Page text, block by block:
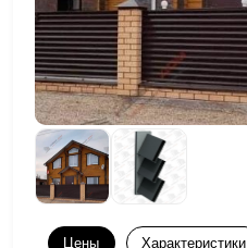
Цены Характеристики